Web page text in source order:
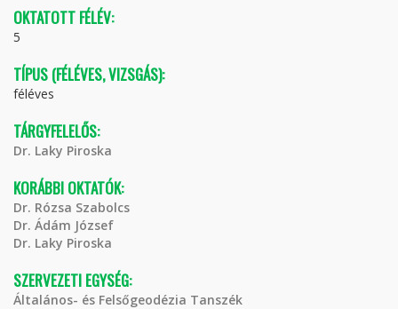
OKTATOTT FÉLÉV:
5
TÍPUS (FÉLÉVES, VIZSGÁS):
féléves
TÁRGYFELELŐS:
Dr. Laky Piroska
KORÁBBI OKTATÓK:
Dr. Rózsa Szabolcs
Dr. Ádám József
Dr. Laky Piroska
SZERVEZETI EGYSÉG:
Általános- és Felsőgeodézia Tanszék